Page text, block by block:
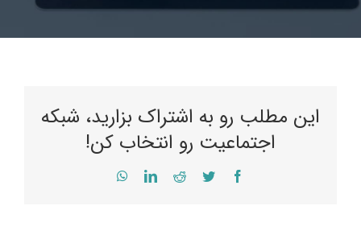
این مطلب رو به اشتراک بزارید، شبکه
اجتماعیت رو انتخاب کن!
Facebook
Twitter
Reddit
LinkedIn
WhatsApp